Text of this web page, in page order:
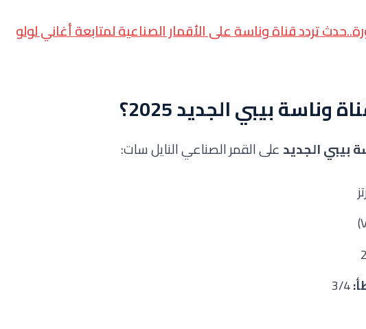
تردد قناة وناسة على الأقمار الصناعية لمتابعة أغاني لولو
وناسة بيبي الجديد 2025؟
بيبي الجديدعلى القمر الصناعي النايل سات: